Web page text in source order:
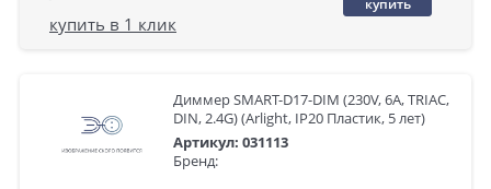
купить
купить в 1 клик
Диммер SMART-D17-DIM (230V, 6A, TRIAC,
DIN, 2.4G) (Arlight, IP20 Пластик, 5 лет)
Артикул: 031113
Бренд: